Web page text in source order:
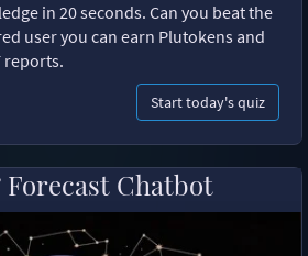
in 20 seconds. Can you beat the
user you can earn Plutokens and
reports.
Start today's quiz
Chatbot